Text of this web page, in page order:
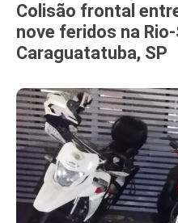
Colisão frontal
nove feridos na
Caraguatatuba, SP